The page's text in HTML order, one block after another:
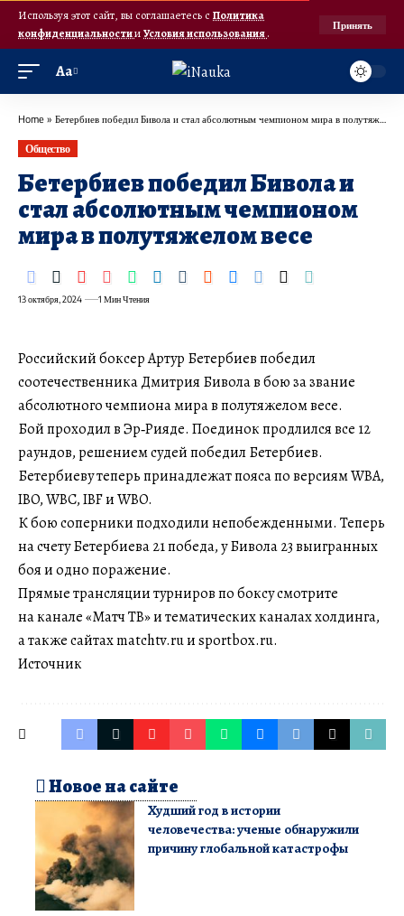
Используя этот сайт, вы соглашаетесь с Политика
конфиденциальностииУсловия использования.
Принять
Аа
Home » Бетербиев победил Бивола и стал абсолютным чемпионом мира в полутяжелом весе
Общество
Бетербиев победил Бивола и
стал абсолютным чемпионом
мира в полутяжелом весе
13 октября, 2024 1 Мин Чтения
Российский боксер Артур Бетербиев победил
соотечественника Дмитрия Бивола в бою за звание
абсолютного чемпиона мира в полутяжелом весе.
Бой проходил в Эр‑Рияде. Поединок продлился все 12
раундов, решением судей победил Бетербиев.
Бетербиеву теперь принадлежат пояса по версиям WBA,
IBO, WBC, IBF и WBO.
К бою соперники подходили непобежденными. Теперь
на счету Бетербиева 21 победа, у Бивола 23 выигранных
боя и одно поражение.
Прямые трансляции турниров по боксу смотрите
на канале «Матч ТВ» и тематических каналах холдинга,
а также сайтах matchtv.ru и sportbox.ru.
Источник
Новое на сайте
Худший год в истории
человечества: ученые обнаружили
причину глобальной катастрофы